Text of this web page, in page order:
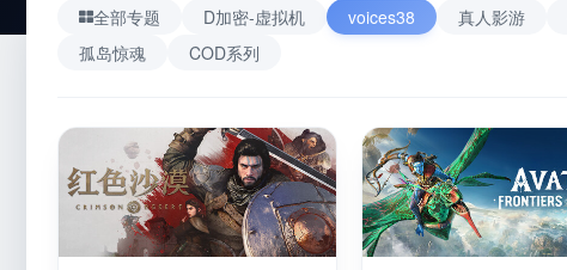
全部专题 D加密-虚拟机 voices38 真人影游
孤岛惊魂
COD系列